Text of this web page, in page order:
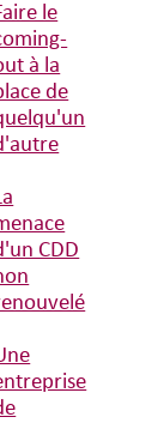
le
à la
de
CDD